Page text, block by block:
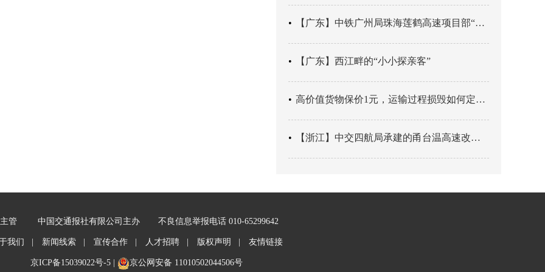
【广东】中铁广州局珠海莲鹤高速项目部“靶向施训”筑牢应急处置防线
【广东】西江畔的“小小探亲客”
高价值货物保价1元，运输过程损毁如何定责？
【浙江】中交四航局承建的甬台温高速改扩建工程台州南段TJ06标段恢复双向通行
管 中国交通报社有限公司主办 不良信息举报电话 010-65299642
我们 | 新闻线索 | 宣传合作 | 人才招聘 | 版权声明 | 友情链接
京ICP备15039022号-5| 京公网安备 11010502044506号